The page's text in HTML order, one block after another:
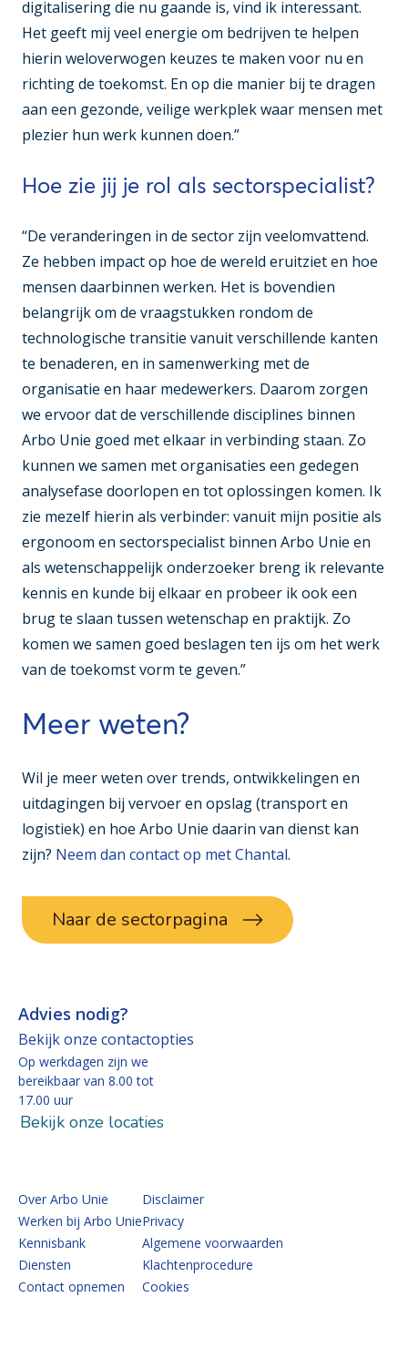
digitalisering die nu gaande is, vind ik interessant.
Het geeft mij veel energie om bedrijven te helpen
hierin weloverwogen keuzes te maken voor nu en
richting de toekomst. En op die manier bij te dragen
aan een gezonde, veilige werkplek waar mensen met
plezier hun werk kunnen doen.”
Hoe zie jij je rol als sectorspecialist?
“De veranderingen in de sector zijn veelomvattend.
Ze hebben impact op hoe de wereld eruitziet en hoe
mensen daarbinnen werken. Het is bovendien
belangrijk om de vraagstukken rondom de
technologische transitie vanuit verschillende kanten
te benaderen, en in samenwerking met de
organisatie en haar medewerkers. Daarom zorgen
we ervoor dat de verschillende disciplines binnen
Arbo Unie goed met elkaar in verbinding staan. Zo
kunnen we samen met organisaties een gedegen
analysefase doorlopen en tot oplossingen komen. Ik
zie mezelf hierin als verbinder: vanuit mijn positie als
ergonoom en sectorspecialist binnen Arbo Unie en
als wetenschappelijk onderzoeker breng ik relevante
kennis en kunde bij elkaar en probeer ik ook een
brug te slaan tussen wetenschap en praktijk. Zo
komen we samen goed beslagen ten ijs om het werk
van de toekomst vorm te geven.”
Meer weten?
Wil je meer weten over trends, ontwikkelingen en
uitdagingen bij vervoer en opslag (transport en
logistiek) en hoe Arbo Unie daarin van dienst kan
zijn? Neem dan contact op met Chantal.
Naar de sectorpagina
Advies nodig?
Bekijk onze contactopties
Op werkdagen zijn we
bereikbaar van 8.00 tot
17.00 uur
Bekijk onze locaties
Over Arbo Unie
Werken bij Arbo Unie
Kennisbank
Diensten
Contact opnemen
Disclaimer
Privacy
Algemene voorwaarden
Klachtenprocedure
Cookies